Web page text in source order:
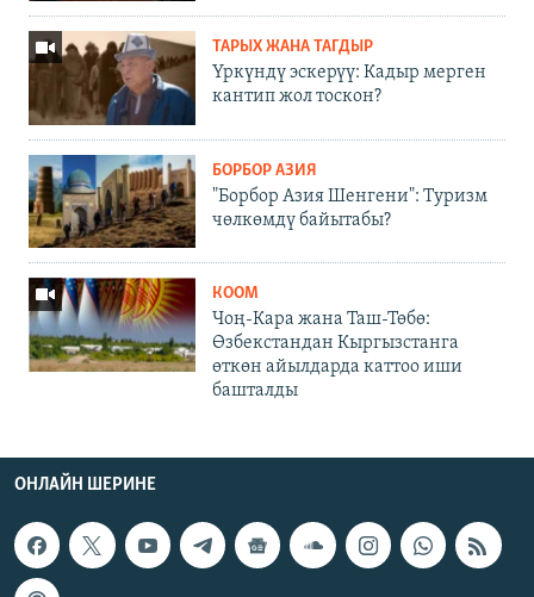
ТАРЫХ ЖАНА ТАГДЫР
Үркүндү эскерүү: Кадыр мерген
кантип жол тоскон?
БОРБОР АЗИЯ
"Борбор Азия Шенгени": Туризм
чөлкөмдү байытабы?
КООМ
Чоң-Кара жана Таш-Төбө:
Өзбекстандан Кыргызстанга
өткөн айылдарда каттоо иши
башталды
ОНЛАЙН ШЕРИНЕ